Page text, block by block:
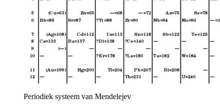
Periodiek systeem van Mendelejev